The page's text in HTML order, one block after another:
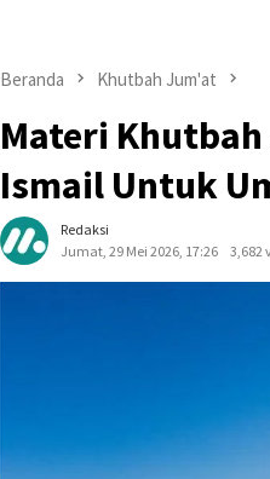
Beranda Khutbah Jum'at
Materi Khutbah
Ismail Untuk
Redaksi
Jumat, 29 Mei 2026, 17:26
3,682